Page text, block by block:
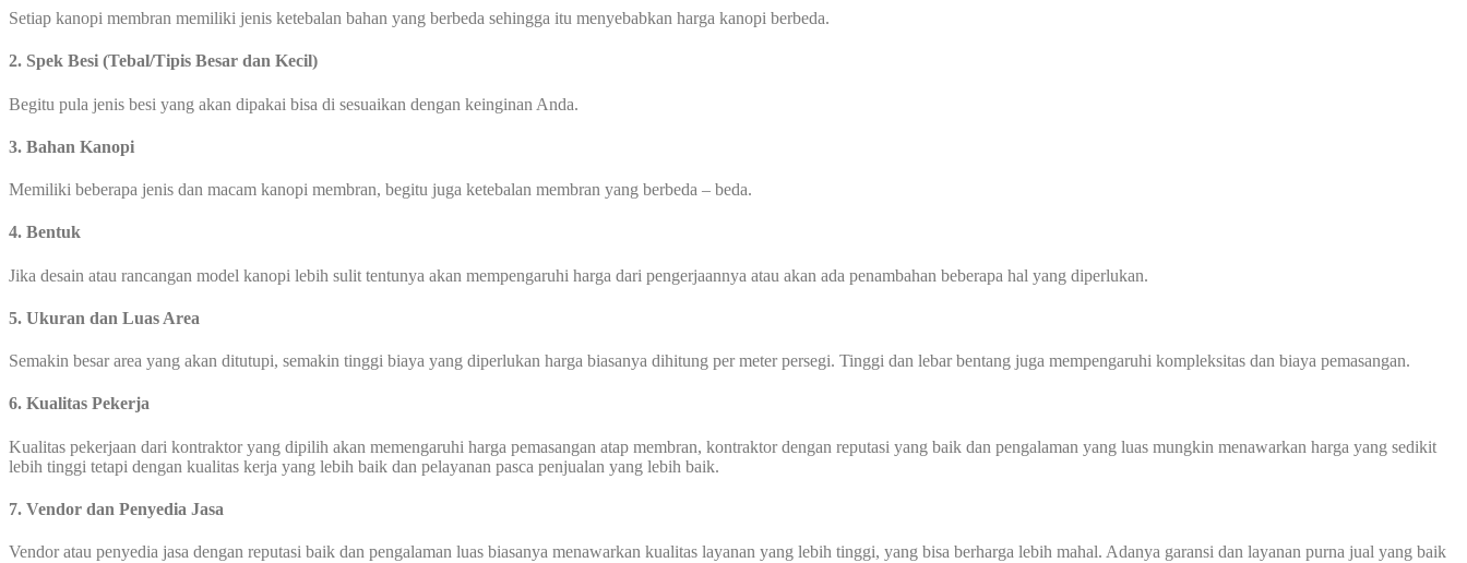
Setiap kanopi membran memiliki jenis ketebalan bahan yang berbeda sehingga itu menyebabkan harga kanopi berbeda.
2. Spek Besi (Tebal/Tipis Besar dan Kecil)
Begitu pula jenis besi yang akan dipakai bisa di sesuaikan dengan keinginan Anda.
3. Bahan Kanopi
Memiliki beberapa jenis dan macam kanopi membran, begitu juga ketebalan membran yang berbeda – beda.
4. Bentuk
Jika desain atau rancangan model kanopi lebih sulit tentunya akan mempengaruhi harga dari pengerjaannya atau akan ada penambahan beberapa hal yang diperlukan.
5. Ukuran dan Luas Area
Semakin besar area yang akan ditutupi, semakin tinggi biaya yang diperlukan harga biasanya dihitung per meter persegi. Tinggi dan lebar bentang juga mempengaruhi kompleksitas dan biaya pemasangan.
6. Kualitas Pekerja
Kualitas pekerjaan dari kontraktor yang dipilih akan memengaruhi harga pemasangan atap membran, kontraktor dengan reputasi yang baik dan pengalaman yang luas mungkin menawarkan harga yang sedikit
lebih tinggi tetapi dengan kualitas kerja yang lebih baik dan pelayanan pasca penjualan yang lebih baik.
7. Vendor dan Penyedia Jasa
Vendor atau penyedia jasa dengan reputasi baik dan pengalaman luas biasanya menawarkan kualitas layanan yang lebih tinggi, yang bisa berharga lebih mahal. Adanya garansi dan layanan purna jual yang baik